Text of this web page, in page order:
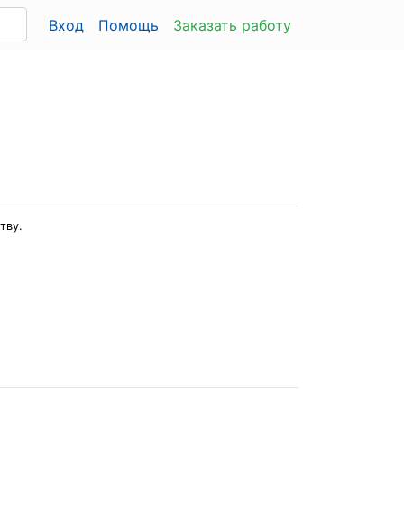
Вход Помощь Заказать работу